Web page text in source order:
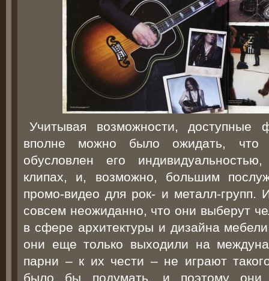
Учитывая возможности, доступные
вполне можно было ожидать, что
обусловлен его
клипах, и, возможно, большим
промо-видео для рок- и металл-групп.
совсем неожиданно, что они выберут
в сфере архитектуры и дизайна
они еще только выходили на
парни – к их чести – не играют
было бы подумать, и поэтому они